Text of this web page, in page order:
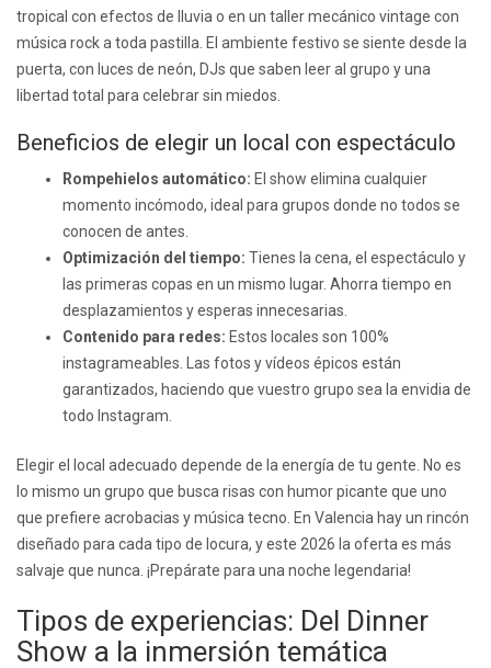
tropical con efectos de lluvia o en un taller mecánico vintage con
música rock a toda pastilla. El ambiente festivo se siente desde la
puerta, con luces de neón, DJs que saben leer al grupo y una
libertad total para celebrar sin miedos.
Beneficios de elegir un local con espectáculo
Rompehielos automático: El show elimina cualquier
momento incómodo, ideal para grupos donde no todos se
conocen de antes.
Optimización del tiempo: Tienes la cena, el espectáculo y
las primeras copas en un mismo lugar. Ahorra tiempo en
desplazamientos y esperas innecesarias.
Contenido para redes: Estos locales son 100%
instagrameables. Las fotos y vídeos épicos están
garantizados, haciendo que vuestro grupo sea la envidia de
todo Instagram.
Elegir el local adecuado depende de la energía de tu gente. No es
lo mismo un grupo que busca risas con humor picante que uno
que prefiere acrobacias y música tecno. En Valencia hay un rincón
diseñado para cada tipo de locura, y este 2026 la oferta es más
salvaje que nunca. ¡Prepárate para una noche legendaria!
Tipos de experiencias: Del Dinner
Show a la inmersión temática